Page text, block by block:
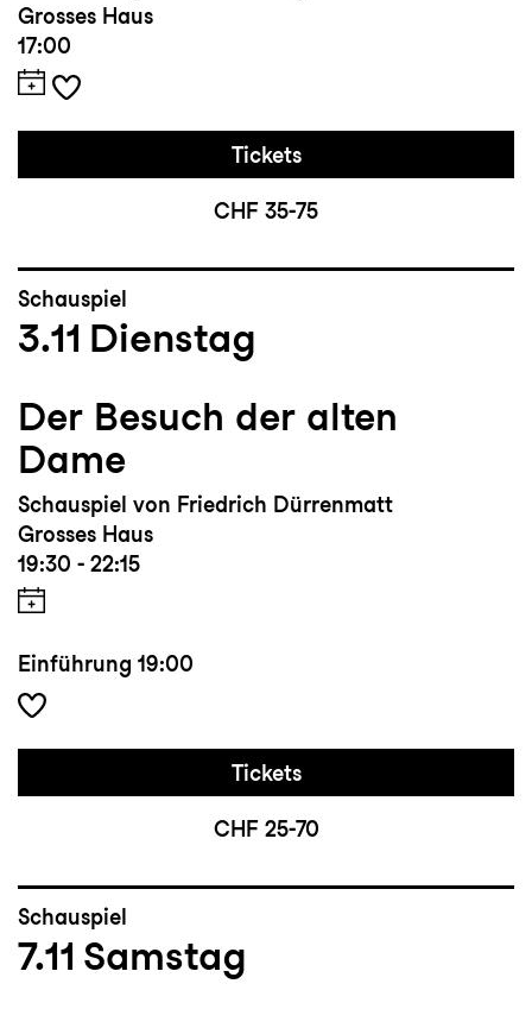
Grosses Haus
17:00
Tickets
CHF 35-75
Schauspiel
3.11 Dienstag
Der Besuch der alten
Dame
Schauspiel von Friedrich Dürrenmatt
Grosses Haus
19:30 - 22:15
Einführung 19:00
Tickets
CHF 25-70
Schauspiel
7.11 Samstag